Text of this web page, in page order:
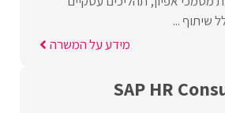
שיתוף ...
מידע על המשרה
SAP HR